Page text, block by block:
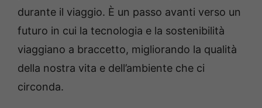
durante il viaggio. È un passo avanti verso un
futuro in cui la tecnologia e la sostenibilità
viaggiano a braccetto, migliorando la qualità
della nostra vita e dell’ambiente che ci
circonda.